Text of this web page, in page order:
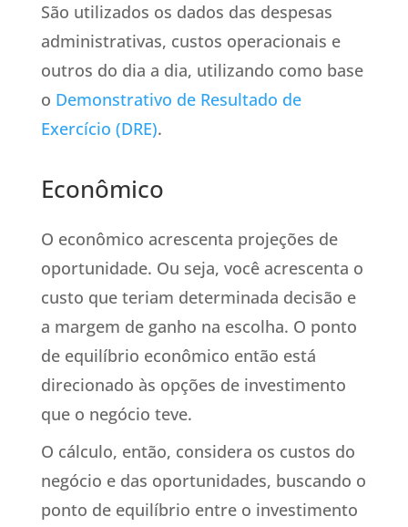
São utilizados os dados das despesas
administrativas, custos operacionais e
outros do dia a dia, utilizando como base
o Demonstrativo de Resultado de
Exercício (DRE).
Econômico
O econômico acrescenta projeções de
oportunidade. Ou seja, você acrescenta o
custo que teriam determinada decisão e
a margem de ganho na escolha. O ponto
de equilíbrio econômico então está
direcionado às opções de investimento
que o negócio teve.
O cálculo, então, considera os custos do
negócio e das oportunidades, buscando o
ponto de equilíbrio entre o investimento